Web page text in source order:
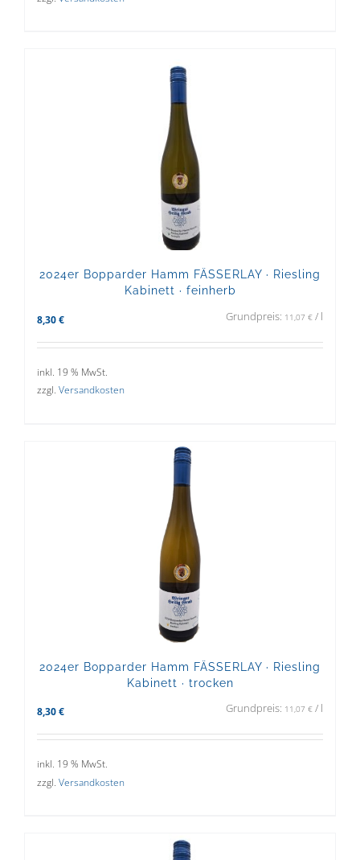
2024er Bopparder Hamm FÄSSERLAY · Riesling
Kabinett · feinherb
8,30 € Grundpreis: 11,07 € / l
inkl. 19 % MwSt.
zzgl. Versandkosten
2024er Bopparder Hamm FÄSSERLAY · Riesling
Kabinett · trocken
8,30 € Grundpreis: 11,07 € / l
inkl. 19 % MwSt.
zzgl. Versandkosten